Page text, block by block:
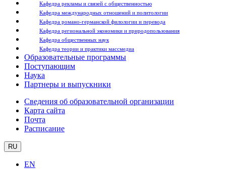
Кафедра рекламы и связей с общественностью
Кафедра международных отношений и политологии
Кафедра романо-германской филологии и перевода
Кафедра региональной экономики и природопользования
Кафедра общественных наук
Кафедра теории и практики массмедиа
Образовательные программы
Поступающим
Наука
Партнеры и выпускники
Сведения об образовательной организации
Карта сайта
Почта
Расписание
RU
EN